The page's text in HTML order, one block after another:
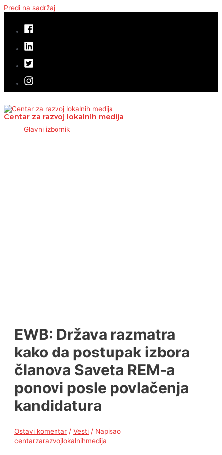
Pređi na sadržaj
Centar za razvoj lokalnih medija
Glavni izbornik
EWB: Država razmatra
kako da postupak izbora
članova Saveta REM-a
ponovi posle povlačenja
kandidatura
Ostavi komentar /Vesti / Napisao
centarzarazvojlokalnihmedija